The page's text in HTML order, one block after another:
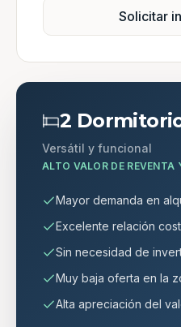
Solicitar
2
Versátil y funcional
ALTO VALOR DE REVENTA
Mayor demanda en
Excelente relación
Sin necesidad de
Muy baja oferta en la
Alta apreciación del